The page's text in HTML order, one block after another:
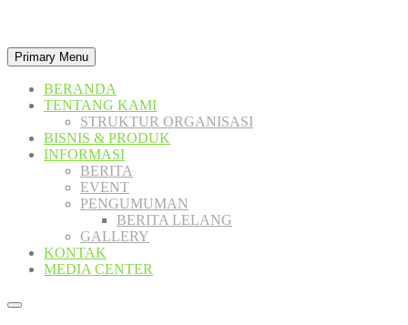
to
content
Primary Menu
BERANDA
TENTANG KAMI
STRUKTUR ORGANISASI
BISNIS & PRODUK
INFORMASI
BERITA
EVENT
PENGUMUMAN
BERITA LELANG
GALLERY
KONTAK
MEDIA CENTER